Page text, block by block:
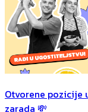
Otvorene pozicije
zarada 💸